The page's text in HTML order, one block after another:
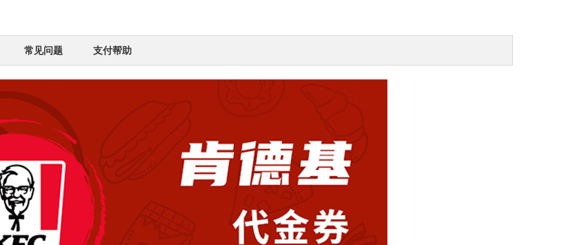
常见问题 支付帮助